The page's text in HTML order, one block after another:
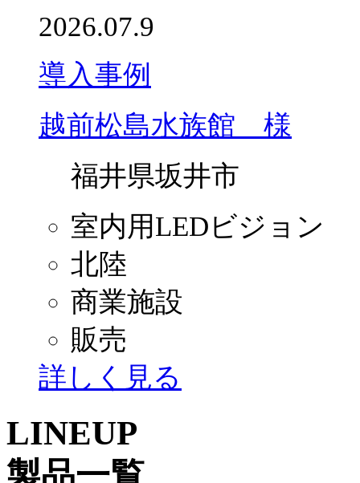
2026.07.9
導入事例
越前松島水族館 様
福井県坂井市
室内用LEDビジョン
北陸
商業施設
販売
詳しく見る
LINEUP